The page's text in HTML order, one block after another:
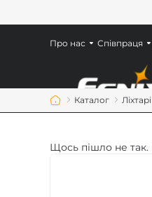
Про нас Співпраця
Каталог
Щось пішло не так.